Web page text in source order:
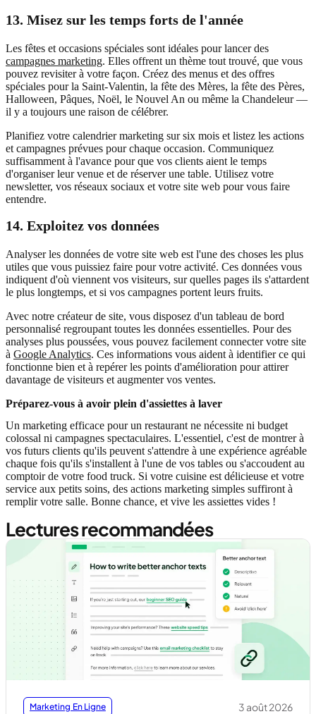
13. Misez sur les temps forts de l'année
Les fêtes et occasions spéciales sont idéales pour lancer des
campagnes marketing. Elles offrent un thème tout trouvé, que vous
pouvez revisiter à votre façon. Créez des menus et des offres
spéciales pour la Saint-Valentin, la fête des Mères, la fête des Pères,
Halloween, Pâques, Noël, le Nouvel An ou même la Chandeleur —
il y a toujours une raison de célébrer.
Planifiez votre calendrier marketing sur six mois et listez les actions
et campagnes prévues pour chaque occasion. Communiquez
suffisamment à l'avance pour que vos clients aient le temps
d'organiser leur venue et de réserver une table. Utilisez votre
newsletter, vos réseaux sociaux et votre site web pour vous faire
entendre.
14. Exploitez vos données
Analyser les données de votre site web est l'une des choses les plus
utiles que vous puissiez faire pour votre activité. Ces données vous
indiquent d'où viennent vos visiteurs, sur quelles pages ils s'attardent
le plus longtemps, et si vos campagnes portent leurs fruits.
Avec notre créateur de site, vous disposez d'un tableau de bord
personnalisé regroupant toutes les données essentielles. Pour des
analyses plus poussées, vous pouvez facilement connecter votre site
à Google Analytics. Ces informations vous aident à identifier ce qui
fonctionne bien et à repérer les points d'amélioration pour attirer
davantage de visiteurs et augmenter vos ventes.
Préparez-vous à avoir plein d'assiettes à laver
Un marketing efficace pour un restaurant ne nécessite ni budget
colossal ni campagnes spectaculaires. L'essentiel, c'est de montrer à
vos futurs clients qu'ils peuvent s'attendre à une expérience agréable
chaque fois qu'ils s'installent à l'une de vos tables ou s'accoudent au
comptoir de votre food truck. Si votre cuisine est délicieuse et votre
service aux petits soins, des actions marketing simples suffiront à
remplir votre salle. Bonne chance, et vive les assiettes vides !
Lectures recommandées
Marketing En Ligne 3 août 2026